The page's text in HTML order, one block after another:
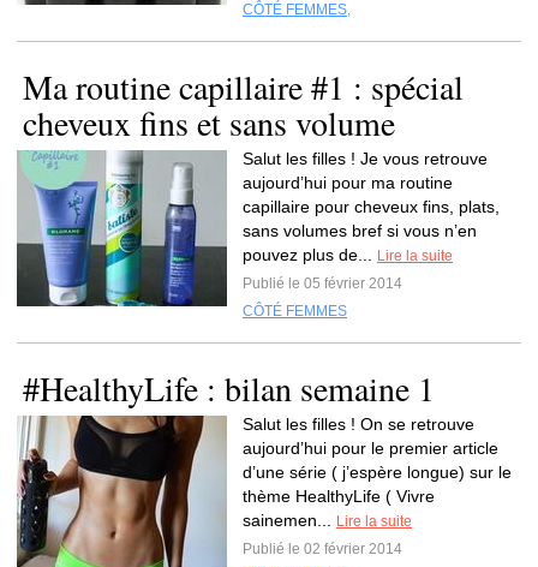
CÔTÉ FEMMES,
Ma routine capillaire #1 : spécial
cheveux fins et sans volume
Salut les filles ! Je vous retrouve
aujourd’hui pour ma routine
capillaire pour cheveux fins, plats,
sans volumes bref si vous n’en
pouvez plus de...
Lire la suite
Publié le 05 février 2014
CÔTÉ FEMMES
#HealthyLife : bilan semaine 1
Salut les filles ! On se retrouve
aujourd’hui pour le premier article
d’une série ( j’espère longue) sur le
thème HealthyLife ( Vivre
sainemen...
Lire la suite
Publié le 02 février 2014